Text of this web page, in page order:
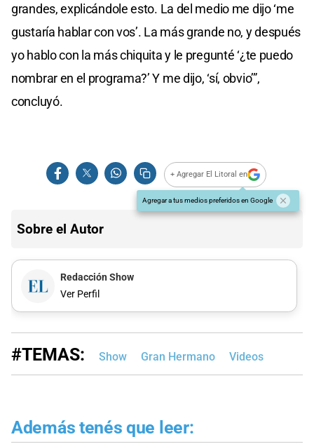
grandes, explicándole esto. La del medio me dijo ‘me
gustaría hablar con vos’. La más grande no, y después
yo hablo con la más chiquita y le pregunté ‘¿te puedo
nombrar en el programa?’ Y me dijo, ‘sí, obvio’”,
concluyó.
+ Agregar El Litoral en
Agregar a tus medios preferidos en Google
Sobre el Autor
Redacción Show
Ver Perfil
#TEMAS: Show Gran Hermano Videos
Además tenés que leer: